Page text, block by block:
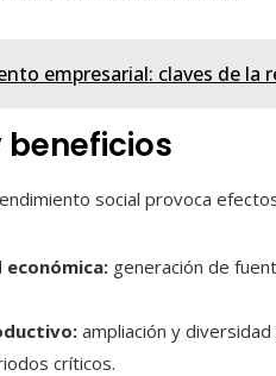
empresarial: claves de la
social provoca
económica: generación de
ampliación y
críticos.